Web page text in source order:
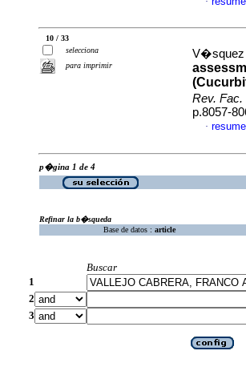
10 / 33
selecciona
para imprimir
V�squez
Rev.
p.8057-
·
p�gina 1 de 4
Refinar la b�squeda
Base de datos : article
Buscar
1
2
3